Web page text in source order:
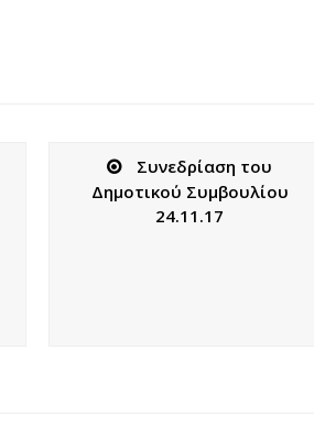
Συνεδρίαση του
Δημοτικού Συμβουλίου
24.11.17